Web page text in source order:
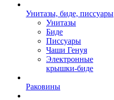
Унитазы, биде, писсуары
Унитазы
Биде
Писсуары
Чаши Генуя
Электронные
крышки-биде
Раковины